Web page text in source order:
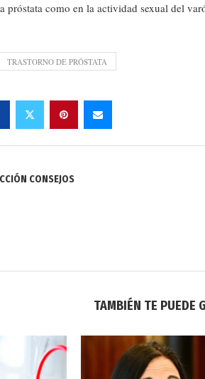
próstata como en la actividad sexual del
TRASTORNO DE PRÓSTATA
CONSEJOS
TAMBIÉN TE PUEDE